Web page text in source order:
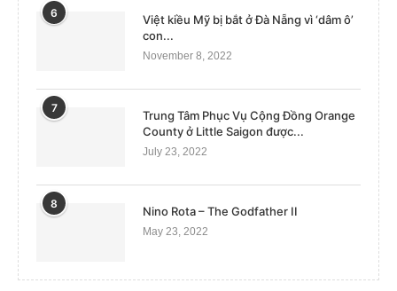
6
Việt kiều Mỹ bị bắt ở Đà Nẵng vì ‘dâm ô’
con...
November 8, 2022
7
Trung Tâm Phục Vụ Cộng Đồng Orange
County ở Little Saigon được...
July 23, 2022
8
Nino Rota – The Godfather II
May 23, 2022